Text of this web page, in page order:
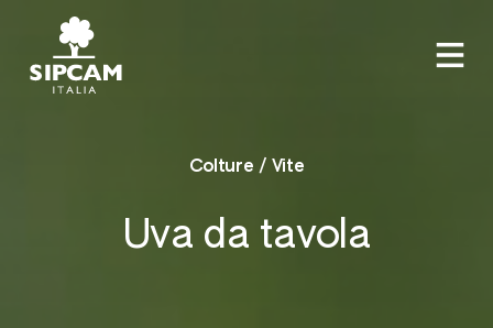
Colture / Vite
Uva da tavola